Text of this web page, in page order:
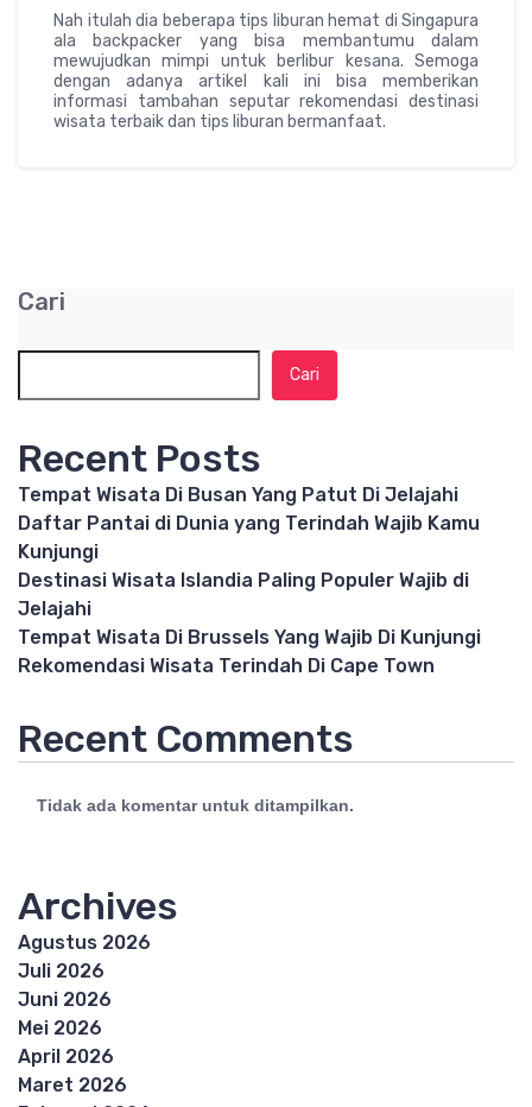
Nah itulah dia beberapa tips liburan hemat di Singapura
ala backpacker yang bisa membantumu dalam
mewujudkan mimpi untuk berlibur kesana. Semoga
dengan adanya artikel kali ini bisa memberikan
informasi tambahan seputar rekomendasi destinasi
wisata terbaik dan tips liburan bermanfaat.
Cari
Cari
Recent Posts
Tempat Wisata Di Busan Yang Patut Di Jelajahi
Daftar Pantai di Dunia yang Terindah Wajib Kamu
Kunjungi
Destinasi Wisata Islandia Paling Populer Wajib di
Jelajahi
Tempat Wisata Di Brussels Yang Wajib Di Kunjungi
Rekomendasi Wisata Terindah Di Cape Town
Recent Comments
Tidak ada komentar untuk ditampilkan.
Archives
Agustus 2026
Juli 2026
Juni 2026
Mei 2026
April 2026
Maret 2026